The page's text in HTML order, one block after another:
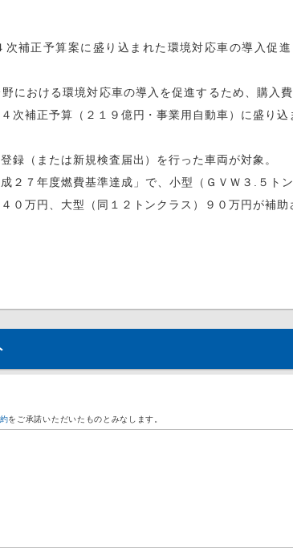
補正予算案に盛り込まれた環境対応車の導入促進
における環境対応車の導入を促進するため、購入
次補正予算（２１９億円・事業用自動車）に盛り込
録（または新規検査届出）を行った車両が対象。
２７年度燃費基準達成」で、小型（ＧＶＷ３.５ト
０万円、大型（同１２トンクラス）９０万円が補助
をご承諾いただいたものとみなします。